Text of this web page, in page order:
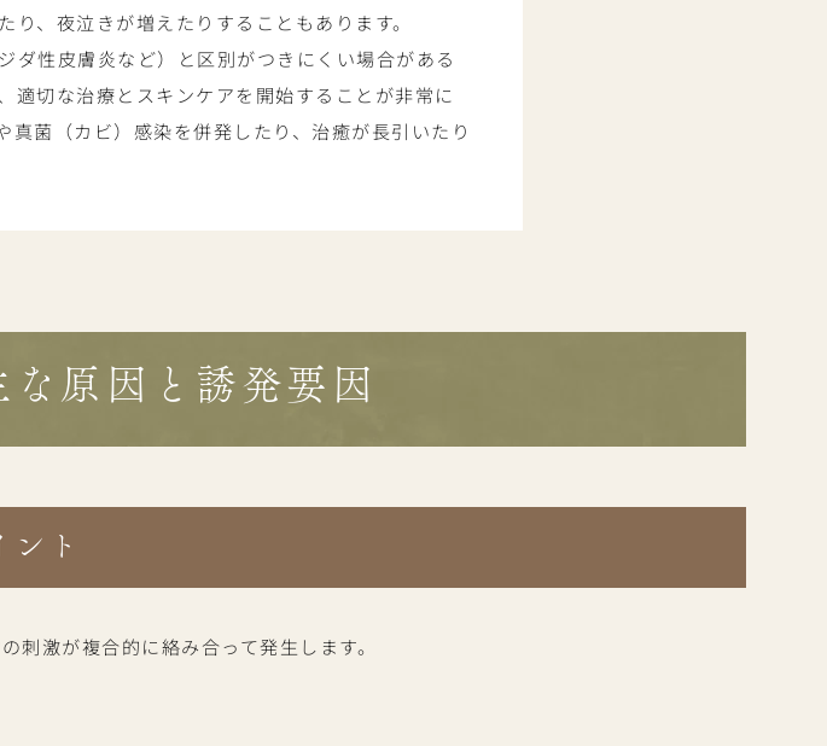
、夜泣きが増えたりすることもあります。
ダ性皮膚炎など）と区別がつきにくい場合がある
適切な治療とスキンケアを開始することが非常に
菌（カビ）感染を併発したり、治癒が長引いたり
原因と誘発要因
ント
激が複合的に絡み合って発生します。